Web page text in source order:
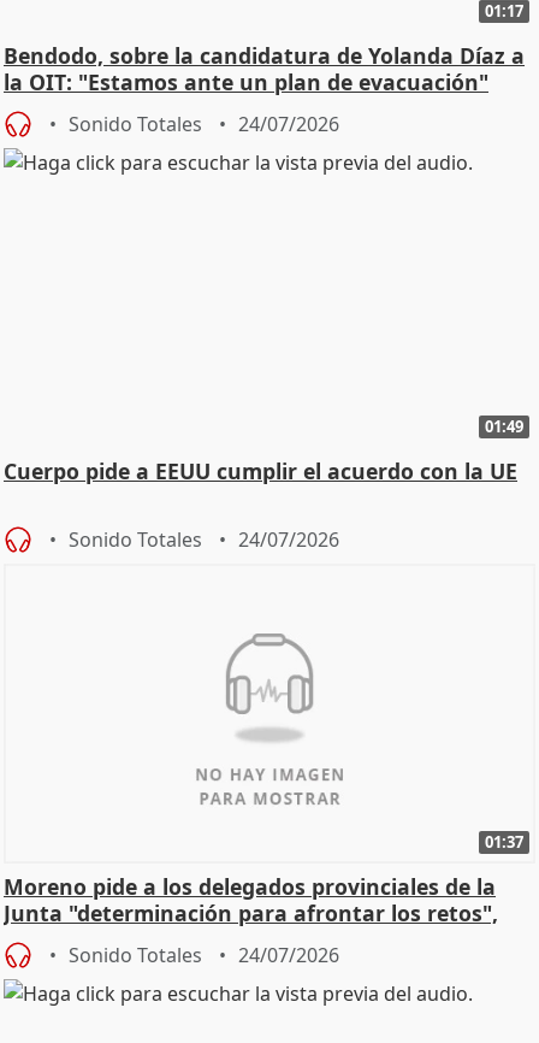
01:17
Bendodo, sobre la candidatura de Yolanda Díaz a
la OIT: "Estamos ante un plan de evacuación"
Sonido Totales 24/07/2026
01:49
Cuerpo pide a EEUU cumplir el acuerdo con la UE
Sonido Totales 24/07/2026
01:37
Moreno pide a los delegados provinciales de la
Junta "determinación para afrontar los retos",
diálog
Sonido Totales 24/07/2026